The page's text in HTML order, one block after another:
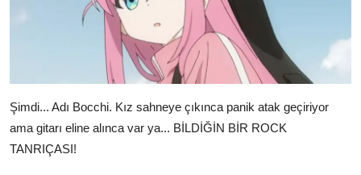
Şimdi... Adı Bocchi. Kız sahneye çıkınca panik atak geçiriyor
ama gitarı eline alınca var ya... BİLDİĞİN BİR ROCK
TANRIÇASI!